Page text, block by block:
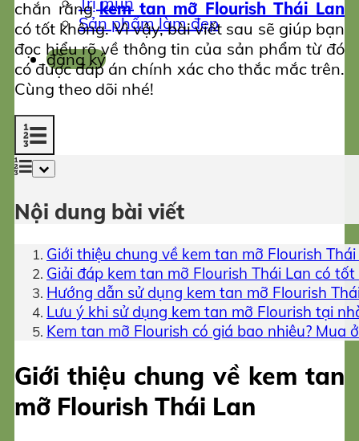
Sản phẩm làm đẹp
đăng ký
chắn rằngkem tan mỡ Flourish Thái Lan
có tốt không. Vì vậy, bài viết sau sẽ giúp bạn
đọc hiểu rõ về thông tin của sản phẩm từ đó
có được đáp án chính xác cho thắc mắc trên.
Cùng theo dõi nhé!
Nội dung bài viết
Giới thiệu chung về kem tan mỡ Flourish
Giải đáp kem tan mỡ Flourish Thái Lan có tốt
Hướng dẫn sử dụng kem tan mỡ Flourish
Lưu ý khi sử dụng kem tan mỡ Flourish tại
Kem tan mỡ Flourish có giá bao nhiêu? Mua
Giới thiệu chung về kem tan
mỡ Flourish Thái Lan